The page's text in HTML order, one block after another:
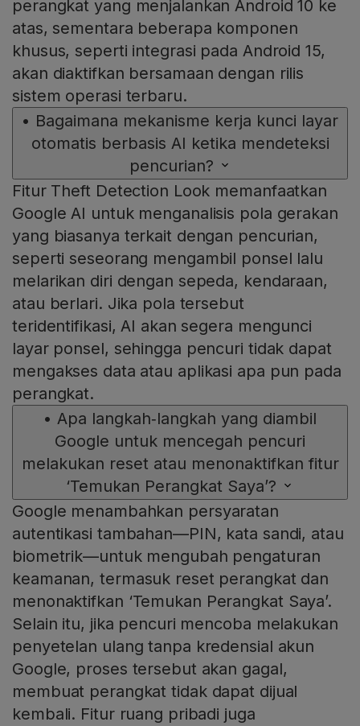
perangkat yang menjalankan Android 10 ke
atas, sementara beberapa komponen
khusus, seperti integrasi pada Android 15,
akan diaktifkan bersamaan dengan rilis
sistem operasi terbaru.
• Bagaimana mekanisme kerja kunci layar
otomatis berbasis AI ketika mendeteksi
pencurian?
Fitur Theft Detection Look memanfaatkan
Google AI untuk menganalisis pola gerakan
yang biasanya terkait dengan pencurian,
seperti seseorang mengambil ponsel lalu
melarikan diri dengan sepeda, kendaraan,
atau berlari. Jika pola tersebut
teridentifikasi, AI akan segera mengunci
layar ponsel, sehingga pencuri tidak dapat
mengakses data atau aplikasi apa pun pada
perangkat.
• Apa langkah‑langkah yang diambil
Google untuk mencegah pencuri
melakukan reset atau menonaktifkan fitur
‘Temukan Perangkat Saya’?
Google menambahkan persyaratan
autentikasi tambahan—PIN, kata sandi, atau
biometrik—untuk mengubah pengaturan
keamanan, termasuk reset perangkat dan
menonaktifkan ‘Temukan Perangkat Saya’.
Selain itu, jika pencuri mencoba melakukan
penyetelan ulang tanpa kredensial akun
Google, proses tersebut akan gagal,
membuat perangkat tidak dapat dijual
kembali. Fitur ruang pribadi juga